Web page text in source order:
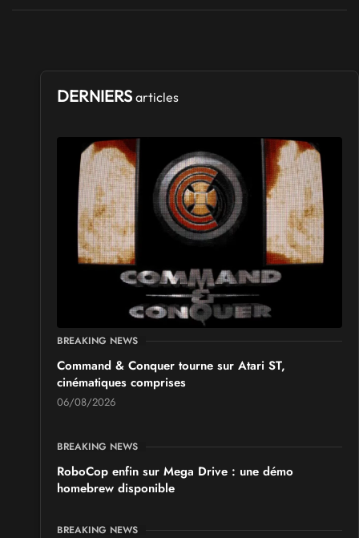
DERNIERS articles
BREAKING NEWS
Command & Conquer tourne sur Atari ST,
cinématiques comprises
06/08/2026
BREAKING NEWS
RoboCop enfin sur Mega Drive : une démo
homebrew disponible
BREAKING NEWS